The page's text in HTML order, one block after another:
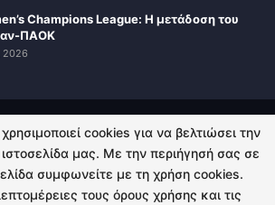
Champions League: Η μετάδοση του
ΠΑΟΚ
2026
ΑΠΟΡΡΗΤΟΥ ΕΠΙΚΟΙΝΩΝΙΑ
Kingsport.gr. All Rights Reserved.
cookies για να βελτιώσει την
μας. Με την περιήγησή σας σε
συμφωνείτε με τη χρήση cookies.
τους όρους χρήσης και τις